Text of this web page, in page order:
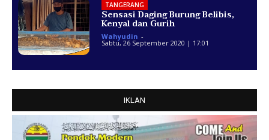
TANGERANG
Sensasi Daging Burung Belibis,
Kenyal dan Gurih
Wahyudin -
Sabtu, 26 September 2020 | 17:01
IKLAN